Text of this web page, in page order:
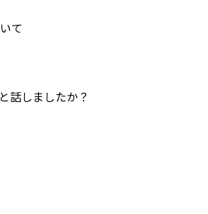
て
話しましたか？